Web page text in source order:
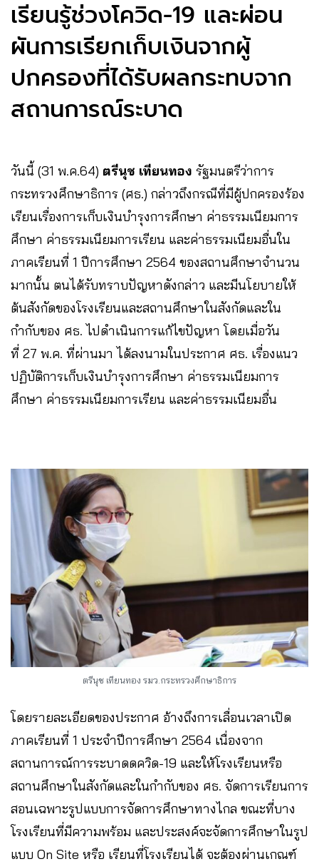
เรียนรู้ช่วงโควิด-19 และผ่อน
ผันการเรียกเก็บเงินจากผู้
ปกครองที่ได้รับผลกระทบจาก
สถานการณ์ระบาด
วันนี้ (31 พ.ค.64) ตรีนุช เทียนทอง รัฐมนตรีว่าการ
กระทรวงศึกษาธิการ (ศธ.) กล่าวถึงกรณีที่มีผู้ปกครองร้อง
เรียนเรื่องการเก็บเงินบำรุงการศึกษา ค่าธรรมเนียมการ
ศึกษา ค่าธรรมเนียมการเรียน และค่าธรรมเนียมอื่นใน
ภาคเรียนที่ 1 ปีการศึกษา 2564 ของสถานศึกษาจำนวน
มากนั้น ตนได้รับทราบปัญหาดังกล่าว และมีนโยบายให้
ต้นสังกัดของโรงเรียนและสถานศึกษาในสังกัดและใน
กำกับของ ศธ. ไปดำเนินการแก้ไขปัญหา โดยเมื่อวัน
ที่ 27 พ.ค. ที่ผ่านมา ได้ลงนามในประกาศ ศธ. เรื่องแนว
ปฏิบัติการเก็บเงินบำรุงการศึกษา ค่าธรรมเนียมการ
ศึกษา ค่าธรรมเนียมการเรียน และค่าธรรมเนียมอื่น
ตรีนุช เทียนทอง รมว.กระทรวงศึกษาธิการ
โดยรายละเอียดของประกาศ อ้างถึงการเลื่อนเวลาเปิด
ภาคเรียนที่ 1 ประจำปีการศึกษา 2564 เนื่องจาก
สถานการณ์การระบาดดควิด-19 และให้โรงเรียนหรือ
สถานศึกษาในสังกัดและในกำกับของ ศธ. จัดการเรียนการ
สอนเฉพาะรูปแบบการจัดการศึกษาทางไกล ขณะที่บาง
โรงเรียนที่มีความพร้อม และประสงค์จะจัดการศึกษาในรูป
แบบ On Site หรือ เรียนที่โรงเรียนได้ จะต้องผ่านเกณฑ์